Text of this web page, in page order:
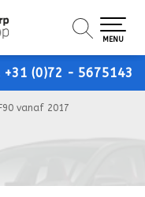
+31 (0)72 - 5675143
MENU
MENU
MENU
vanaf 2017